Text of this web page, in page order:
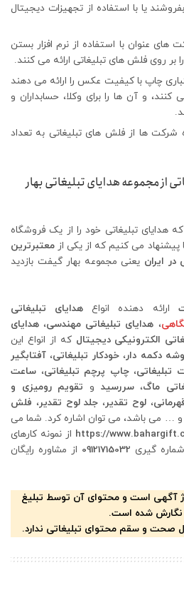
یا با استفاده از تجهیزات دیجیتال
‌های عنوان با استفاده از نرم ‌افزار بستن
بر روی فلش های تبلیغاتی ارائه می ‌کنند.
چاپ با کیفیت عکس را ارائه می دهند
و آن ها را برای وکلا، حسابداران و
شرکت ها از فلش های تبلیغاتی به تعداد
از مجموعه هدایای تبلیغاتی بهار
هدایای تبلیغاتی خود را از یک فروشگاه
پیشنهاد می کنیم که از یکی از معتبرترین
ایران یعنی مجموعه بهار گیفت بازدید
ارائه دهنده انواع هدایای تبلیغاتی
، هدایای تبلیغاتی مهندسی، هدایای
الکترونیکی دیجیتال که از انواع این
دکمه دار،خودکار تبلیغاتی، آفتابگیر
،چاپ پرچم تبلیغاتی، ساعت
ماگ،سررسید و تقویم رومیزی و
، لوح تقدیر، جلد لوح تقدیر، فلش
و … می باشد، می توان اشاره کرد. شما می
https:// از نمونه کارهای
گیری 09121715032 از مشاوره رایگان
آگهی است و محتوای آن توسط تبلیغ
نگارش شده است.
صحت و سقم محتوای تبلیغاتی ندارد.